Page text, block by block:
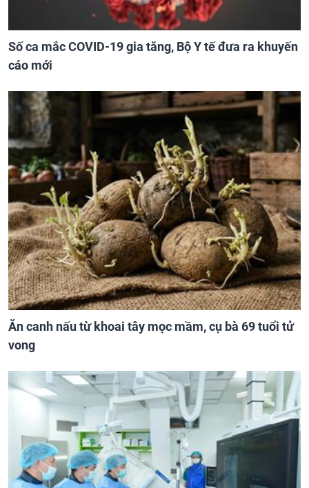
Số ca mắc COVID-19 gia tăng, Bộ Y tế đưa ra khuyến
cáo mới
Ăn canh nấu từ khoai tây mọc mầm, cụ bà 69 tuổi tử
vong